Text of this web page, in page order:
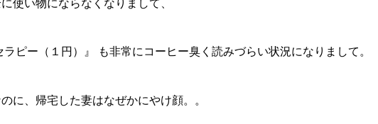
使い物にならなくなりまして、
ピー（１円）』 も非常にコーヒー臭く読みづらい状況になりまして。
に、帰宅した妻はなぜかにやけ顔。。